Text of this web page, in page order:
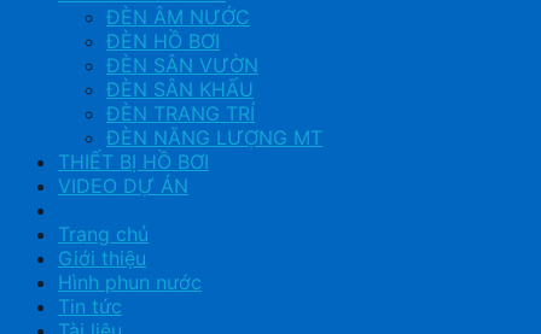
ĐÈN ÂM NƯỚC
ĐÈN HỒ BƠI
ĐÈN SÂN VƯỜN
ĐÈN SÂN KHẤU
ĐÈN TRANG TRÍ
ĐÈN NĂNG LƯỢNG MT
THIẾT BỊ HỒ BƠI
VIDEO DỰ ÁN
Trang chủ
Giới thiệu
Hình phun nước
Tin tức